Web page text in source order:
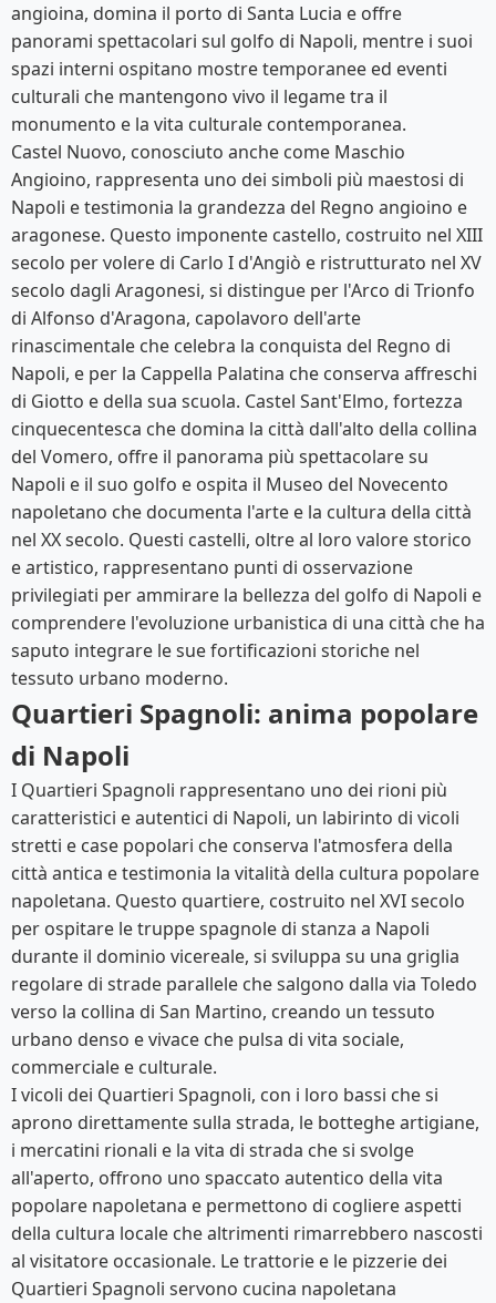
angioina, domina il porto di Santa Lucia e offre
panorami spettacolari sul golfo di Napoli, mentre i suoi
spazi interni ospitano mostre temporanee ed eventi
culturali che mantengono vivo il legame tra il
monumento e la vita culturale contemporanea.
Castel Nuovo, conosciuto anche come Maschio
Angioino, rappresenta uno dei simboli più maestosi di
Napoli e testimonia la grandezza del Regno angioino e
aragonese. Questo imponente castello, costruito nel XIII
secolo per volere di Carlo I d'Angiò e ristrutturato nel XV
secolo dagli Aragonesi, si distingue per l'Arco di Trionfo
di Alfonso d'Aragona, capolavoro dell'arte
rinascimentale che celebra la conquista del Regno di
Napoli, e per la Cappella Palatina che conserva affreschi
di Giotto e della sua scuola. Castel Sant'Elmo, fortezza
cinquecentesca che domina la città dall'alto della collina
del Vomero, offre il panorama più spettacolare su
Napoli e il suo golfo e ospita il Museo del Novecento
napoletano che documenta l'arte e la cultura della città
nel XX secolo. Questi castelli, oltre al loro valore storico
e artistico, rappresentano punti di osservazione
privilegiati per ammirare la bellezza del golfo di Napoli e
comprendere l'evoluzione urbanistica di una città che ha
saputo integrare le sue fortificazioni storiche nel
tessuto urbano moderno.
Quartieri Spagnoli: anima popolare
di Napoli
I Quartieri Spagnoli rappresentano uno dei rioni più
caratteristici e autentici di Napoli, un labirinto di vicoli
stretti e case popolari che conserva l'atmosfera della
città antica e testimonia la vitalità della cultura popolare
napoletana. Questo quartiere, costruito nel XVI secolo
per ospitare le truppe spagnole di stanza a Napoli
durante il dominio vicereale, si sviluppa su una griglia
regolare di strade parallele che salgono dalla via Toledo
verso la collina di San Martino, creando un tessuto
urbano denso e vivace che pulsa di vita sociale,
commerciale e culturale.
I vicoli dei Quartieri Spagnoli, con i loro bassi che si
aprono direttamente sulla strada, le botteghe artigiane,
i mercatini rionali e la vita di strada che si svolge
all'aperto, offrono uno spaccato autentico della vita
popolare napoletana e permettono di cogliere aspetti
della cultura locale che altrimenti rimarrebbero nascosti
al visitatore occasionale. Le trattorie e le pizzerie dei
Quartieri Spagnoli servono cucina napoletana